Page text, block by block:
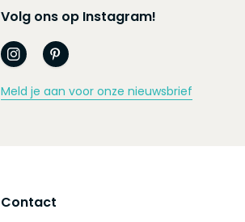
Volg ons op Instagram!
Meld je aan voor onze nieuwsbrief
Contact